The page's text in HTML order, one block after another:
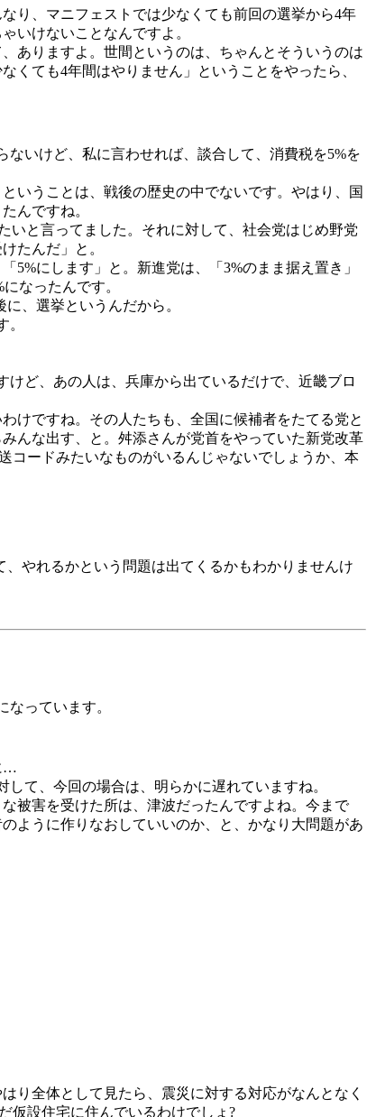
り、マニフェストでは少なくても前回の選挙から4年
いけないことなんですよ。
ありますよ。世間というのは、ちゃんとそういうのは
くても4年間はやりません」ということをやったら、
いけど、私に言わせれば、談合して、消費税を5%を
いうことは、戦後の歴史の中でないです。やはり、国
んですね。
いと言ってました。それに対して、社会党はじめ野党
たんだ」と。
にします」と。新進党は、「3%のまま据え置き」
なったんです。
、選挙というんだから。
ど、あの人は、兵庫から出ているだけで、近畿ブロ
けですね。その人たちも、全国に候補者をたてる党と
んな出す、と。舛添さんが党首をやっていた新党改革
コードみたいなものがいるんじゃないでしょうか、本
やれるかという問題は出てくるかもわかりませんけ
っています。
…
て、今回の場合は、明らかに遅れていますね。
被害を受けた所は、津波だったんですよね。今まで
ように作りなおしていいのか、と、かなり大問題があ
り全体として見たら、震災に対する対応がなんとなく
仮設住宅に住んでいるわけでしょ?